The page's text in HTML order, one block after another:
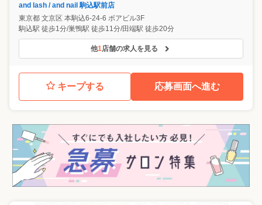
and lash / and nail 駒込駅前店
東京都 文京区 本駒込6-24-6 ボアビル3F
駒込駅 徒歩1分/巣鴨駅 徒歩11分/田端駅 徒歩20分
他1店舗の求人を見る
キープする 応募画面へ進む